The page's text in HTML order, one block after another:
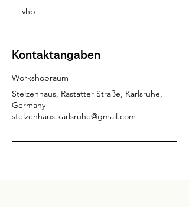
vhb
Kontaktangaben
Workshopraum
Stelzenhaus, Rastatter Straße, Karlsruhe,
Germany
stelzenhaus.karlsruhe@gmail.com